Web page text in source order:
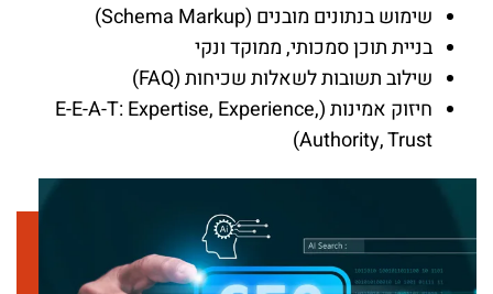
שימוש בנתונים מובנים (Schema Markup)
בניית תוכן סמכותי, ממוקד ונקי
שילוב תשובות לשאלות שכיחות (FAQ)
חיזוק אמינות (E-E-A-T: Expertise, Experience,
Authority, Trust)